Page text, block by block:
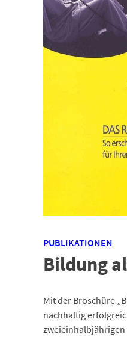
PUBLIKATIONEN
Bildung
Mit der Broschüre
nachhaltig
zweieinhalbjährigen